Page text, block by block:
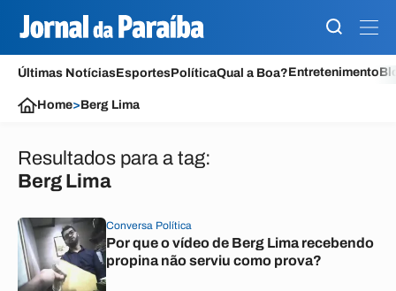
Últimas NotíciasEsportesPolíticaQual a Boa?Entretenimento
Home>Berg Lima
Resultados para a tag:
Berg Lima
Conversa Política
Por que o vídeo de Berg Lima recebendo
propina não serviu como prova?